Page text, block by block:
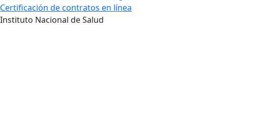
Certificación de contratos en línea
Instituto Nacional de Salud